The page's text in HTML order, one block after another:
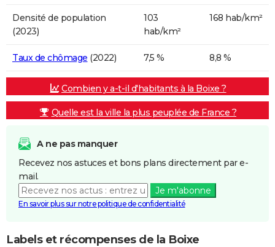
Densité de population
(2023)
103
hab/km²
168 hab/km²
Taux de chômage (2022) 7,5 % 8,8 %
Combien y a-t-il d'habitants à la Boixe ?
Quelle est la ville la plus peuplée de France ?
A ne pas manquer
Recevez nos astuces et bons plans directement par e-
mail.
Je m'abonne
En savoir plus sur notre politique de confidentialité
Labels et récompenses de la Boixe